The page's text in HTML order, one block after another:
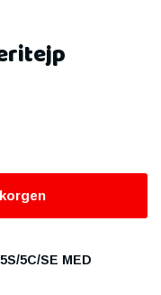
5C/SE MED